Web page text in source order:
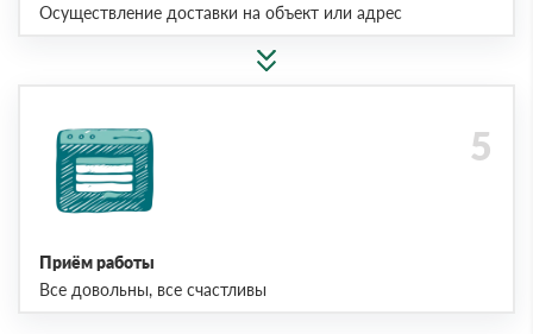
Осуществление доставки на объект или адрес
Приём работы
Все довольны, все счастливы